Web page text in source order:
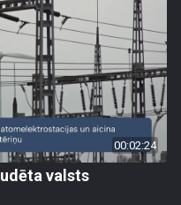
00:02:24
valsts